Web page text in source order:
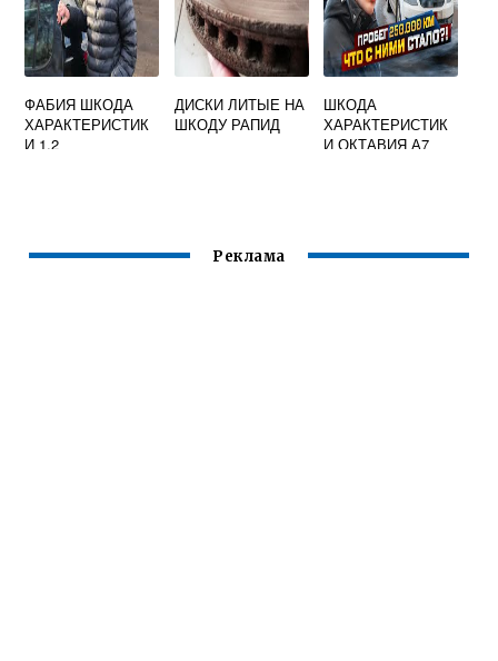
ФАБИЯ ШКОДА
ХАРАКТЕРИСТИК
И 1.2
ДИСКИ ЛИТЫЕ НА
ШКОДУ РАПИД
ШКОДА
ХАРАКТЕРИСТИК
И ОКТАВИЯ А7
Реклама